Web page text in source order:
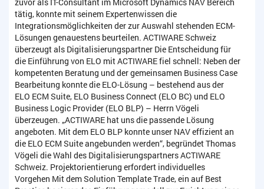
tätig, konnte mit seinem Expertenwissen die
Integrationsmöglichkeiten der zur Auswahl stehenden ECM-
Lösungen genauestens beurteilen. ACTIWARE Schweiz
überzeugt als Digitalisierungspartner Die Entscheidung für
die Einführung von ELO mit ACTIWARE fiel schnell: Neben der
kompetenten Beratung und der gemeinsamen Business Case
Bearbeitung konnte die ELO-Lösung – bestehend aus der
ELO ECM Suite, ELO Business Connect (ELO BC) und ELO
Business Logic Provider (ELO BLP) – Herrn Vögeli
überzeugen. „ACTIWARE hat uns die passende Lösung
angeboten. Mit dem ELO BLP konnte unser NAV effizient an
die ELO ECM Suite angebunden werden“, begründet Thomas
Vögeli die Wahl des Digitalisierungspartners ACTIWARE
Schweiz. Projektorientierung erfordert individuelles
Vorgehen Mit dem Solution Template Trade, ein auf Best